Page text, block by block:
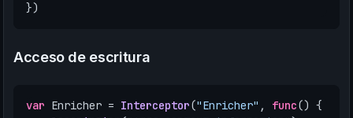
})
Acceso de escritura
var Enricher = Interceptor("Enricher" , func() {